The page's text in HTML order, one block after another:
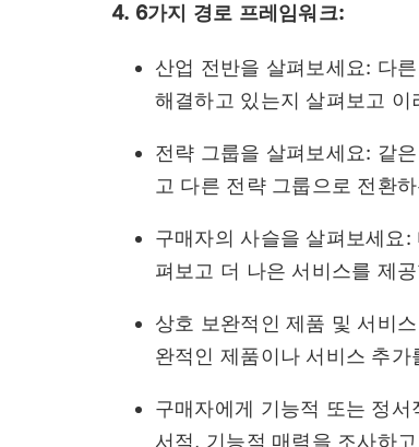
4. 6가지 경로 프레임워크:
산업 전반을 살펴보세요: 다
해결하고 있는지 살펴보고
전략 그룹을 살펴보세요: 같
고 다른 전략 그룹으로 전환
구매자의 사슬을 살펴보세요
펴보고 더 나은 서비스를 제
상호 보완적인 제품 및 서비
완적인 제품이나 서비스 추가
구매자에게 기능적 또는 정
서적, 기능적 매력을 조사하